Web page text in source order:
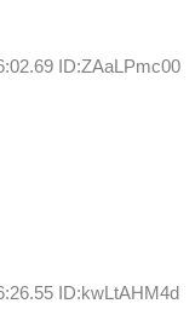
ID:ZAaLPmc00
ID:kwLtAHM4d